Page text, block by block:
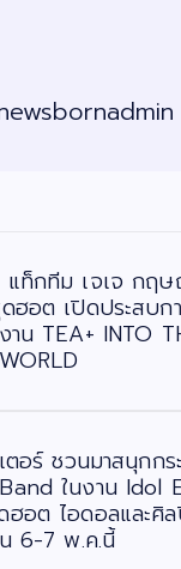
แท็กทีม เจเจ กฤ
ฮอต เปิดประสบ
าน TEA+ INTO
ตอร์ ชวนมาสนุกกร
ในงาน Idol
ฮอต ไอดอลและศิ
6-7 พ.ค.นี้